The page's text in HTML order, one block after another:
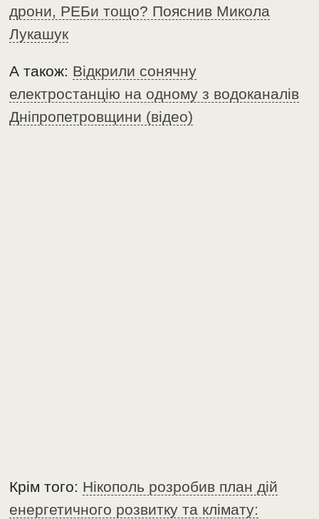
дрони, РЕБи тощо? Пояснив Микола
Лукашук
А також: Відкрили сонячну
електростанцію на одному з водоканалів
Дніпропетровщини (відео)
Крім того: Нікополь розробив план дій
енергетичного розвитку та клімату: